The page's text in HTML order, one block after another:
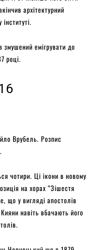
архітектурний
емігрувати до
році.
Врубель. Розпис
чотири. Ці ікони в новому
на хорах “Зішестя
що у вигляді апостолів
навіть вбачають його